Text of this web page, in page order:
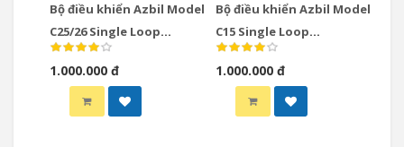
Bộ điều khiển Azbil Model
C25/26 Single Loop
Controllers
1.000.000 đ
Bộ điều khiển Azbil Model
C15 Single Loop
Controllers
1.000.000 đ